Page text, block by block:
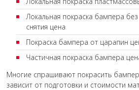
Локальная покраска бампера без
снятия цена
Покраска бампера от царапин
Частичная покраска бампера
Многие спрашивают покрасить бампер
зависит от подготовки и стоимости